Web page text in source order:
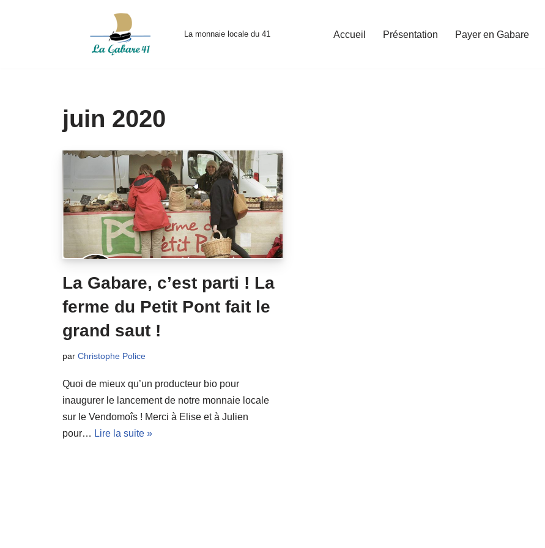
La monnaie locale du 41 Accueil Présentation Payer en Gabare
juin 2020
La Gabare, c’est parti ! La
ferme du Petit Pont fait le
grand saut !
par Christophe Police
Quoi de mieux qu’un producteur bio pour
inaugurer le lancement de notre monnaie locale
sur le Vendomoîs ! Merci à Elise et à Julien
pour… Lire la suite »